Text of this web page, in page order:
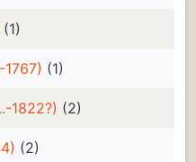
(1)
(1)
1822?) (2)
(2)